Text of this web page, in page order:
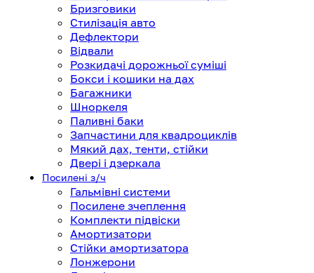
Бризговики
Стилізація авто
Дефлектори
Відвали
Розкидачі дорожньої суміші
Бокси і кошики на дах
Багажники
Шноркеля
Паливні баки
Запчастини для квадроциклів
Мякий дах, тенти, стійки
Двері і дзеркала
Посилені з/ч
Гальмівні системи
Посилене зчеплення
Комплекти підвіски
Амортизатори
Стійки амортизатора
Лонжерони